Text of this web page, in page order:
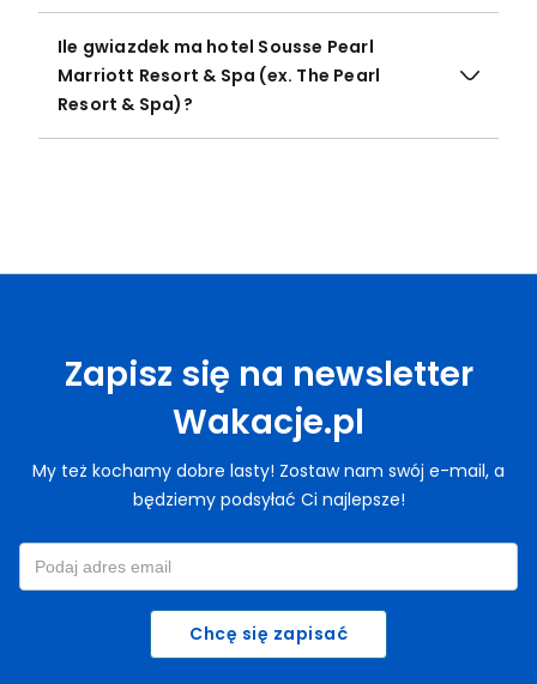
Ile gwiazdek ma hotel Sousse Pearl
Marriott Resort & Spa (ex. The Pearl
Resort & Spa)?
Zapisz się na newsletter
Wakacje.pl
My też kochamy dobre lasty! Zostaw nam swój e-mail, a
będziemy podsyłać Ci najlepsze!
Chcę się zapisać